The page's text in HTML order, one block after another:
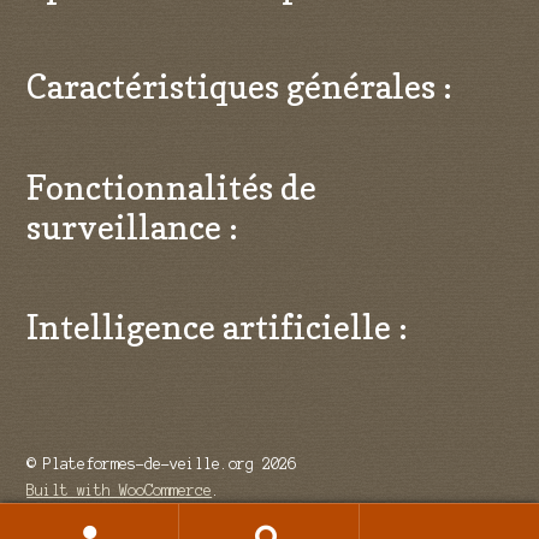
Caractéristiques générales :
Fonctionnalités de
surveillance :
Intelligence artificielle :
© Plateformes-de-veille.org 2026
Built with WooCommerce